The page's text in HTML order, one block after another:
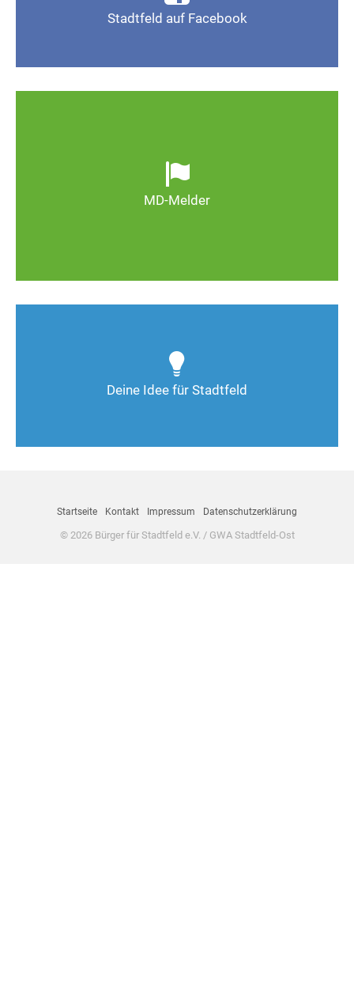
Stadtfeld auf Facebook
MD-Melder
wild entsorgter Müll. Melden Sie Mängel, damit
Magdeburg schöner und lebenswerter wird.
Deine Idee für Stadtfeld
Deine Ideen sind gefragt!
Startseite Kontakt Impressum Datenschutzerklärung
© 2026 Bürger für Stadtfeld e.V. / GWA Stadtfeld-Ost